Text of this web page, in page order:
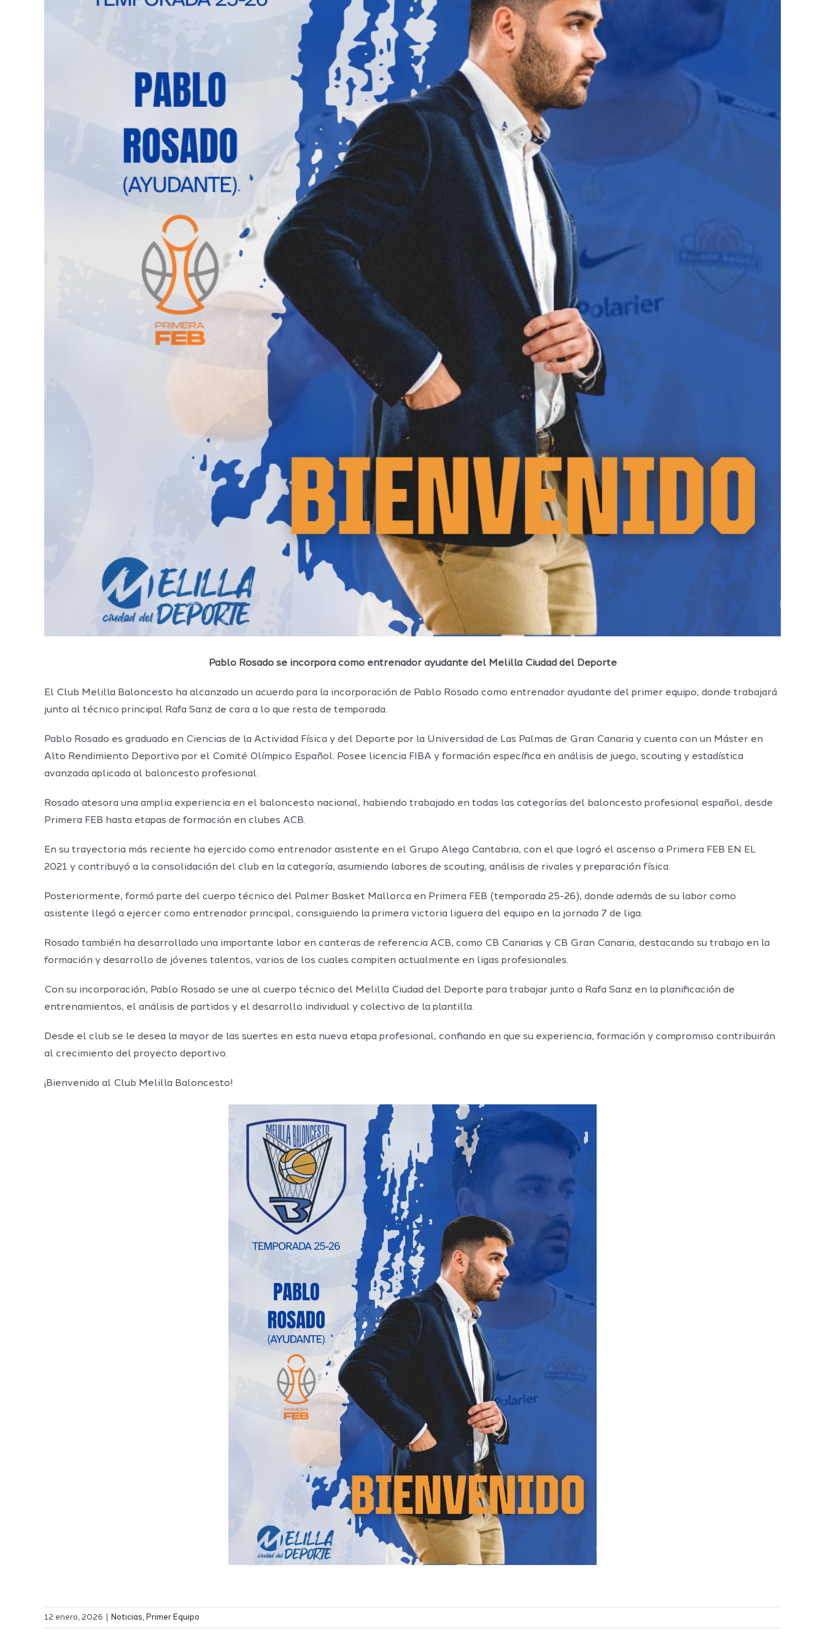
Pablo Rosado se incorpora como entrenador ayudante del Melilla Ciudad del Deporte
El Club Melilla Baloncesto ha alcanzado un acuerdo para la incorporación de Pablo Rosado como entrenador ayudante del primer equipo, donde trabajará
junto al técnico principal Rafa Sanz de cara a lo que resta de temporada.
Pablo Rosado es graduado en Ciencias de la Actividad Física y del Deporte por la Universidad de Las Palmas de Gran Canaria y cuenta con un Máster en
Alto Rendimiento Deportivo por el Comité Olímpico Español. Posee licencia FIBA y formación específica en análisis de juego, scouting y estadística
avanzada aplicada al baloncesto profesional.
Rosado atesora una amplia experiencia en el baloncesto nacional, habiendo trabajado en todas las categorías del baloncesto profesional español, desde
Primera FEB hasta etapas de formación en clubes ACB.
En su trayectoria más reciente ha ejercido como entrenador asistente en el Grupo Alega Cantabria, con el que logró el ascenso a Primera FEB EN EL
2021 y contribuyó a la consolidación del club en la categoría, asumiendo labores de scouting, análisis de rivales y preparación física.
Posteriormente, formó parte del cuerpo técnico del Palmer Basket Mallorca en Primera FEB (temporada 25-26), donde además de su labor como
asistente llegó a ejercer como entrenador principal, consiguiendo la primera victoria liguera del equipo en la jornada 7 de liga.
Rosado también ha desarrollado una importante labor en canteras de referencia ACB, como CB Canarias y CB Gran Canaria, destacando su trabajo en la
formación y desarrollo de jóvenes talentos, varios de los cuales compiten actualmente en ligas profesionales.
Con su incorporación, Pablo Rosado se une al cuerpo técnico del Melilla Ciudad del Deporte para trabajar junto a Rafa Sanz en la planificación de
entrenamientos, el análisis de partidos y el desarrollo individual y colectivo de la plantilla.
Desde el club se le desea la mayor de las suertes en esta nueva etapa profesional, confiando en que su experiencia, formación y compromiso contribuirán
al crecimiento del proyecto deportivo.
¡Bienvenido al Club Melilla Baloncesto!
12 enero, 2026 Noticias, Primer Equipo